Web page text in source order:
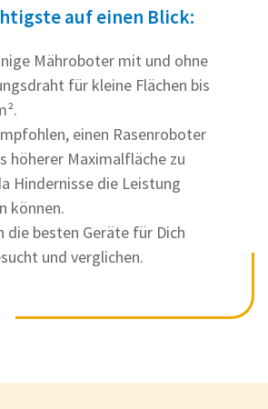
auf einen Blick:
Mähroboter mit und ohne
für kleine Flächen bis
einen Rasenroboter
höherer Maximalfläche zu
Hindernisse die Leistung
können.
die besten Geräte für Dich
und verglichen.